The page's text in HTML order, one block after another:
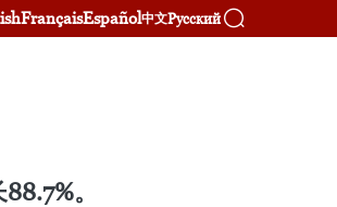
FrançaisEspañol中文Русский
。